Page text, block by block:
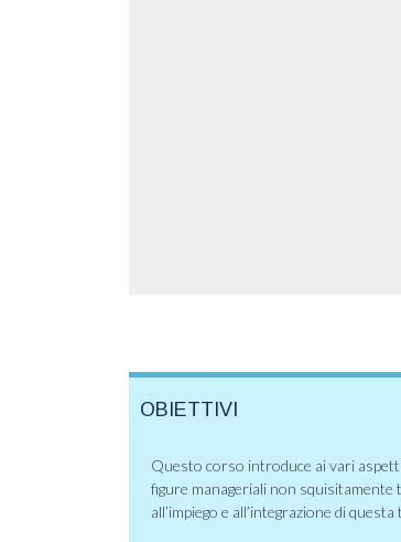
OBIETTIVI
Questo corso introduce ai vari
figure manageriali non
all’impiego e all’integrazione di